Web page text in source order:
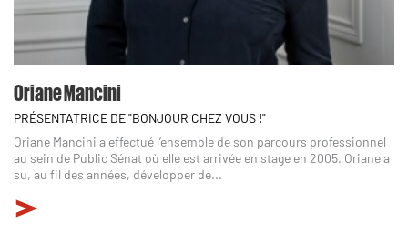
Oriane Mancini
PRÉSENTATRICE DE "BONJOUR CHEZ VOUS !"
Oriane Mancini a effectué l’ensemble de son parcours professionnel
au sein de Public Sénat où elle est arrivée en stage en 2005. Oriane a
su, au fil des années, développer de...